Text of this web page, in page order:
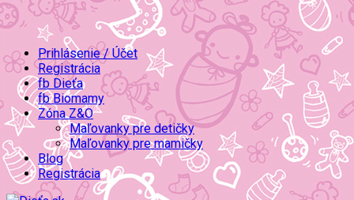
Prihlásenie / Účet
Registrácia
fb Dieťa
fb Biomamy
Zóna Z&O
Maľovanky pre detičky
Maľovanky pre mamičky
Blog
Registrácia